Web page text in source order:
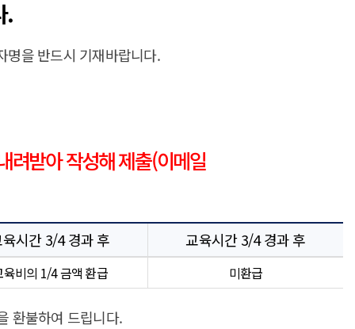
.
명을 반드시 기재바랍니다.
려받아 작성해 제출(이메일
시간 3/4 경과 후 교육시간 3/4 경과 후
육비의 1/4 금액 환급 미환급
환불하여 드립니다.